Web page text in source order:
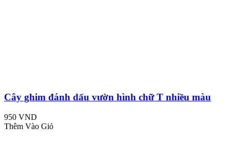
Cây ghim đánh dấu vườn hình chữ T nhiều màu
950 VND
Thêm Vào Giỏ